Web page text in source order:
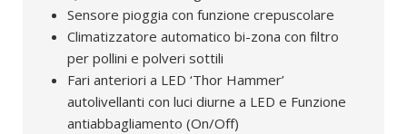
Sensore pioggia con funzione crepuscolare
Climatizzatore automatico bi-zona con filtro
per pollini e polveri sottili
Fari anteriori a LED ‘Thor Hammer’
autolivellanti con luci diurne a LED e Funzione
antiabbagliamento (On/Off)